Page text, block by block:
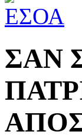
ΣΑΝ